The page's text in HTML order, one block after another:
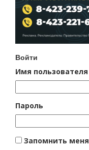
Войти
Имя пользователя
Пароль
Запомнить меня